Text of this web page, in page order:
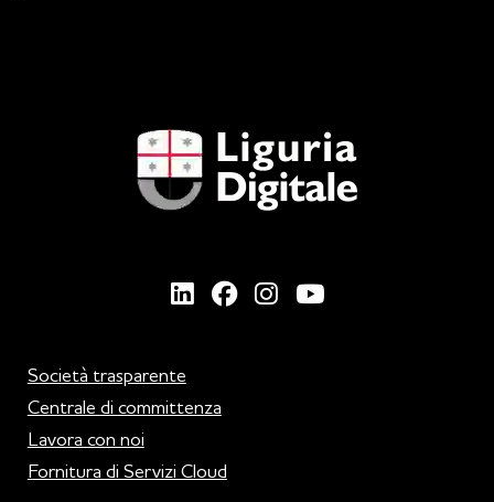
Società trasparente
Centrale di committenza
Lavora con noi
Fornitura di Servizi Cloud